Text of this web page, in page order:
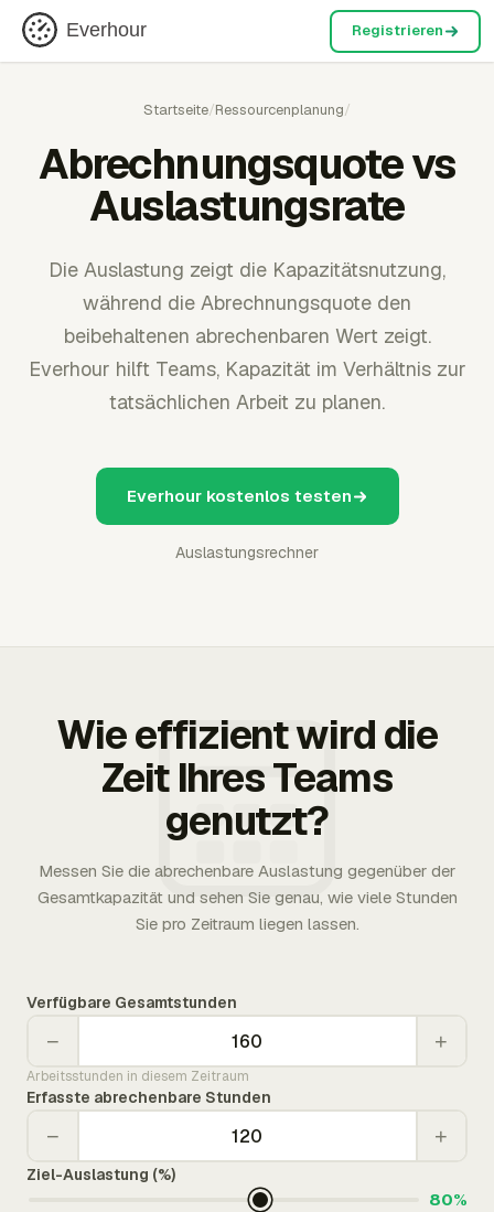
Everhour Registrieren
Startseite/Ressourcenplanung/
Abrechnungsquote vs
Auslastungsrate
Die Auslastung zeigt die Kapazitätsnutzung,
während die Abrechnungsquote den
beibehaltenen abrechenbaren Wert zeigt.
Everhour hilft Teams, Kapazität im Verhältnis zur
tatsächlichen Arbeit zu planen.
Everhour kostenlos testen
Auslastungsrechner
Wie effizient wird die
Zeit Ihres Teams
genutzt?
Messen Sie die abrechenbare Auslastung gegenüber der
Gesamtkapazität und sehen Sie genau, wie viele Stunden
Sie pro Zeitraum liegen lassen.
Verfügbare Gesamtstunden
− +
Arbeitsstunden in diesem Zeitraum
Erfasste abrechenbare Stunden
− +
Ziel-Auslastung (%)
80%